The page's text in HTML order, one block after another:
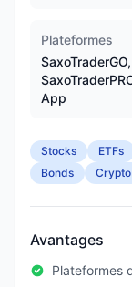
Plateformes
SaxoTraderGO,
App
Stocks ETFs
Bonds
Crypto
Avantages
Plateformes